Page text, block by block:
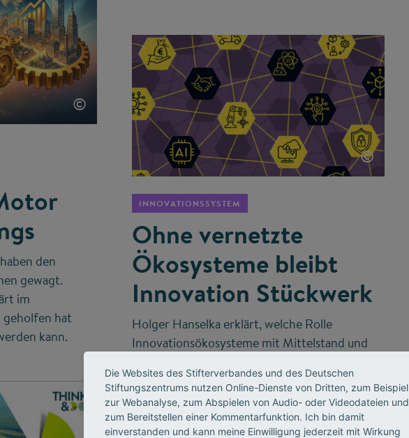
©
den
gewagt.
im
geholfen hat
kann.
©
INNOVATIONSSYSTEM
Ohne vernetzte
Ökosysteme bleibt
Innovation Stückwerk
Holger Hanselka erklärt, welche Rolle
Innovationsökosysteme mit Mittelstand und
spezialisierter KI und industriellen
Datenschätzen technologischer Vorreiter
werden kann.
Die Websites des Stifterverbandes und des Deutschen
Stiftungszentrums nutzen Online-Dienste von Dritten, zum Beispiel
zur Webanalyse, zum Abspielen von Audio- oder Videodateien und
zum Bereitstellen einer Kommentarfunktion. Ich bin damit
einverstanden und kann meine Einwilligung jederzeit mit Wirkung